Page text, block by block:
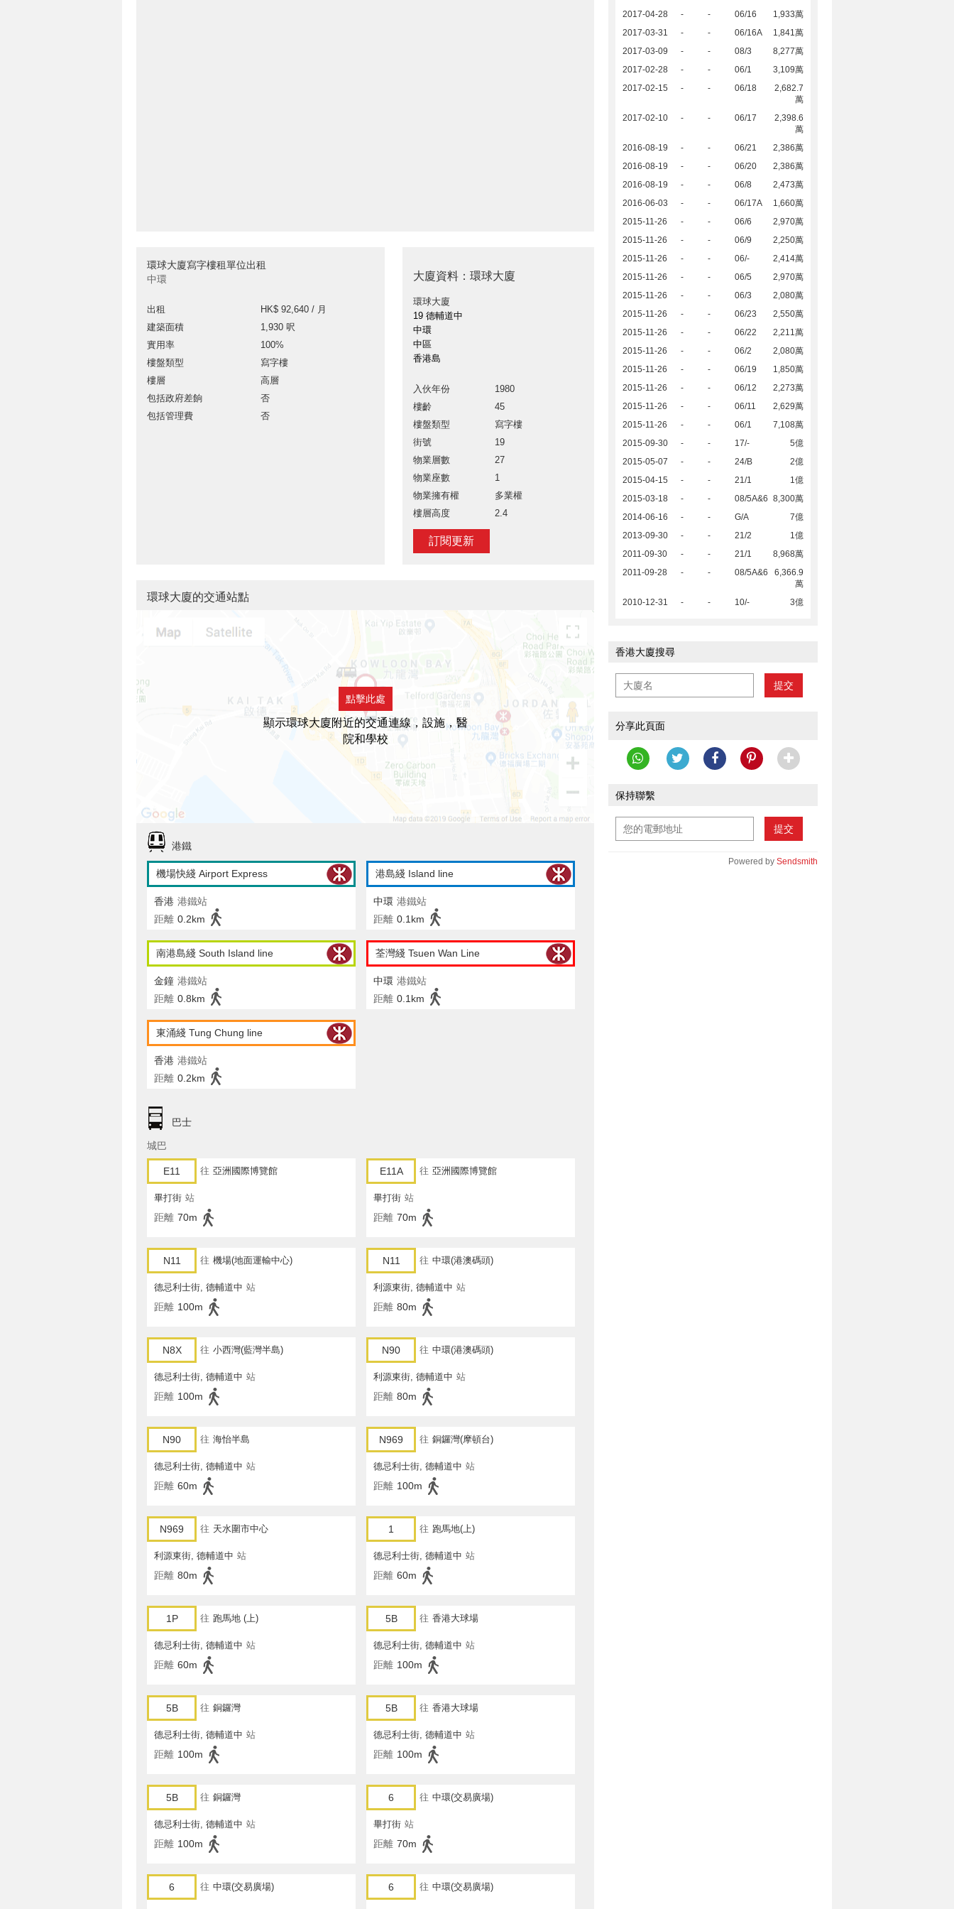
環球大廈寫字樓租單位出租
中環
出租
HK$ 92,640 / 月
建築面積
1,930 呎
實用率
100%
樓盤類型
寫字樓
樓層
高層
包括政府差餉
否
包括管理費
否
大廈資料：環球大廈
環球大廈
19 德輔道中
中環
中區
香港島
入伙年份
1980
樓齡
45
樓盤類型
寫字樓
街號
19
物業層數
27
物業座數
1
物業擁有權
多業權
樓層高度
2.4
訂閱更新
2017-04-28
- - 06/16
1,933萬
2017-03-31
- - 06/16A
1,841萬
2017-03-09
- - 08/3
8,277萬
2017-02-28
- - 06/1
3,109萬
2017-02-15
- - 06/18
2,682.7
萬
2017-02-10
- - 06/17
2,398.6
萬
2016-08-19
- - 06/21
2,386萬
2016-08-19
- - 06/20
2,386萬
2016-08-19
- - 06/8
2,473萬
2016-06-03
- - 06/17A
1,660萬
2015-11-26
- - 06/6
2,970萬
2015-11-26
- - 06/9
2,250萬
2015-11-26
- - 06/-
2,414萬
2015-11-26
- - 06/5
2,970萬
2015-11-26
- - 06/3
2,080萬
2015-11-26
- - 06/23
2,550萬
2015-11-26
- - 06/22
2,211萬
2015-11-26
- - 06/2
2,080萬
2015-11-26
- - 06/19
1,850萬
2015-11-26
- - 06/12
2,273萬
2015-11-26
- - 06/11
2,629萬
2015-11-26
- - 06/1
7,108萬
2015-09-30
- - 17/-
5億
2015-05-07
- - 24/B
2億
2015-04-15
- - 21/1
1億
2015-03-18
- - 08/5A&6 8,300萬
2014-06-16
- - G/A
7億
2013-09-30
- - 21/2
1億
2011-09-30
- - 21/1
8,968萬
2011-09-28
- - 08/5A&6
6,366.9
萬
2010-12-31
- - 10/- 3億
香港大廈搜尋
提交
分享此頁面
保持聯繫
提交
Powered by Sendsmith
環球大廈的交通站點
點擊此處
顯示環球大廈附近的交通連線，設施，醫
院和學校
港鐵
機場快綫 Airport Express
香港 港鐵站
距離 0.2km
港島綫 Island line
中環 港鐵站
距離 0.1km
南港島綫 South Island line
金鐘 港鐵站
距離 0.8km
荃灣綫 Tsuen Wan Line
中環 港鐵站
距離 0.1km
東涌綫 Tung Chung line
香港 港鐵站
距離 0.2km
巴士
城巴
E11 往 亞洲國際博覽館
畢打街 站
距離 70m
E11A 往 亞洲國際博覽館
畢打街 站
距離 70m
N11 往 機場(地面運輸中心)
德忌利士街, 德輔道中 站
距離 100m
N11 往 中環(港澳碼頭)
利源東街, 德輔道中 站
距離 80m
N8X 往 小西灣(藍灣半島)
德忌利士街, 德輔道中 站
距離 100m
N90 往 中環(港澳碼頭)
利源東街, 德輔道中 站
距離 80m
N90 往 海怡半島
德忌利士街, 德輔道中 站
距離 60m
N969 往 銅鑼灣(摩頓台)
德忌利士街, 德輔道中 站
距離 100m
N969 往 天水圍市中心
利源東街, 德輔道中 站
距離 80m
1 往 跑馬地(上)
德忌利士街, 德輔道中 站
距離 60m
1P 往 跑馬地 (上)
德忌利士街, 德輔道中 站
距離 60m
5B 往 香港大球場
德忌利士街, 德輔道中 站
距離 100m
5B 往 銅鑼灣
德忌利士街, 德輔道中 站
距離 100m
5B 往 香港大球場
德忌利士街, 德輔道中 站
距離 100m
5B 往 銅鑼灣
德忌利士街, 德輔道中 站
距離 100m
6 往 中環(交易廣場)
畢打街 站
距離 70m
6 往 中環(交易廣場) 6 往 中環(交易廣場)